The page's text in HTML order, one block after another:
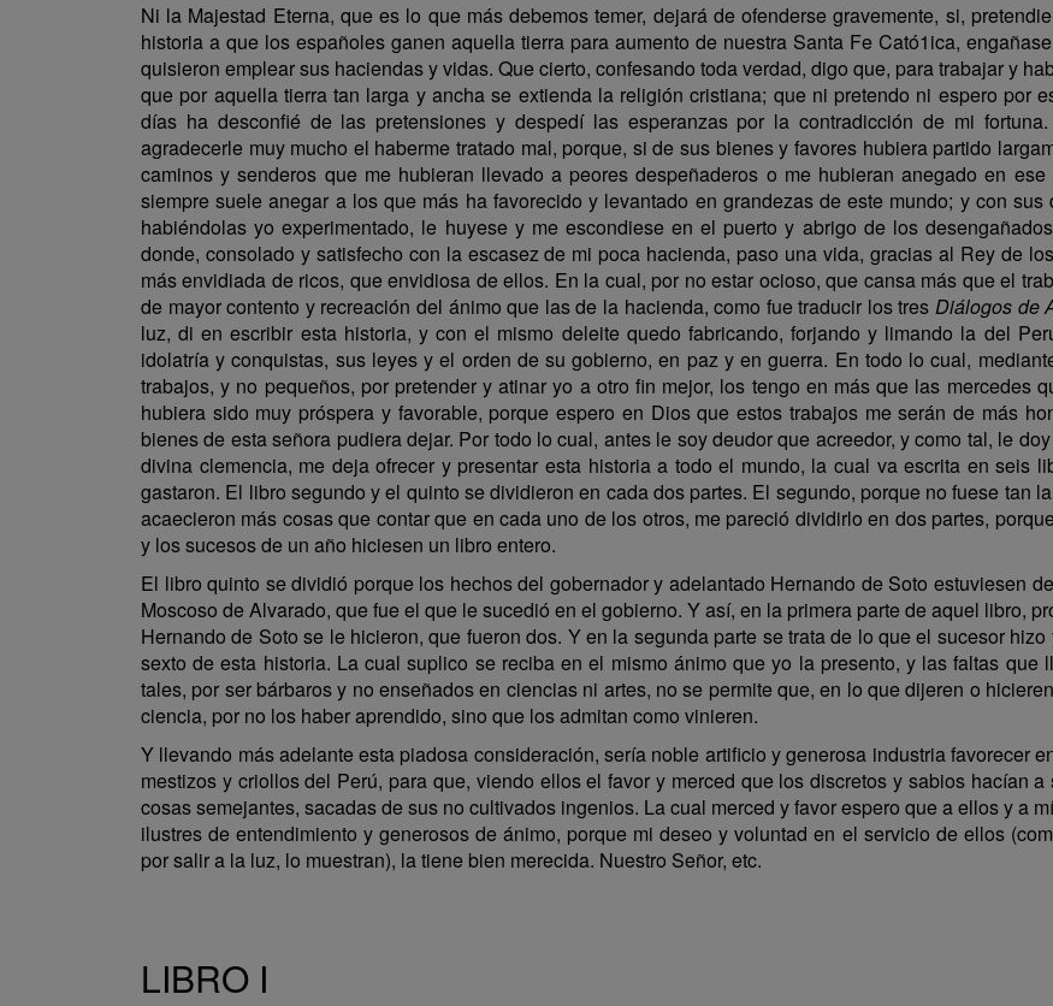
Ni la Majestad Eterna, que es lo que más debemos temer, dejará de ofenderse gravemente, si,
historia a que los españoles ganen aquella tierra para aumento de nuestra Santa Fe Cató1ica,
quisieron emplear sus haciendas y vidas. Que cierto, confesando toda verdad, digo que, para trabajar y
que por aquella tierra tan larga y ancha se extienda la religión cristiana; que ni pretendo ni espero por
días ha desconfié de las pretensiones y despedí las esperanzas por la contradicción de mi
agradecerle muy mucho el haberme tratado mal, porque, si de sus bienes y favores hubiera partido
caminos y senderos que me hubieran llevado a peores despeñaderos o me hubieran anegado en
siempre suele anegar a los que más ha favorecido y levantado en grandezas de este mundo; y con
habiéndolas yo experimentado, le huyese y me escondiese en el puerto y abrigo de los
donde, consolado y satisfecho con la escasez de mi poca hacienda, paso una vida, gracias al Rey de
más envidiada de ricos, que envidiosa de ellos. En la cual, por no estar ocioso, que cansa más que el
de mayor contento y recreación del ánimo que las de la hacienda, como fue traducir los tresDiálogos de
luz, di en escribir esta historia, y con el mismo deleite quedo fabricando, forjando y limando la del
idolatría y conquistas, sus leyes y el orden de su gobierno, en paz y en guerra. En todo lo cual,
trabajos, y no pequeños, por pretender y atinar yo a otro fin mejor, los tengo en más que las mercedes
hubiera sido muy próspera y favorable, porque espero en Dios que estos trabajos me serán de más
bienes de esta señora pudiera dejar. Por todo lo cual, antes le soy deudor que acreedor, y como tal, le
divina clemencia, me deja ofrecer y presentar esta historia a todo el mundo, la cual va escrita en seis
gastaron. El libro segundo y el quinto se dividieron en cada dos partes. El segundo, porque no fuese tan
acaecieron más cosas que contar que en cada uno de los otros, me pareció dividirlo en dos partes,
y los sucesos de un año hiciesen un libro entero.
El libro quinto se dividió porque los hechos del gobernador y adelantado Hernando de Soto estuviesen
Moscoso de Alvarado, que fue el que le sucedió en el gobierno. Y así, en la primera parte de aquel libro,
Hernando de Soto se le hicieron, que fueron dos. Y en la segunda parte se trata de lo que el sucesor
sexto de esta historia. La cual suplico se reciba en el mismo ánimo que yo la presento, y las faltas
tales, por ser bárbaros y no enseñados en ciencias ni artes, no se permite que, en lo que dijeren o
ciencia, por no los haber aprendido, sino que los admitan como vinieren.
Y llevando más adelante esta piadosa consideración, sería noble artificio y generosa industria favorecer
mestizos y criollos del Perú, para que, viendo ellos el favor y merced que los discretos y sabios hacían
cosas semejantes, sacadas de sus no cultivados ingenios. La cual merced y favor espero que a ellos y a
ilustres de entendimiento y generosos de ánimo, porque mi deseo y voluntad en el servicio de ellos
por salir a la luz, lo muestran), la tiene bien merecida. Nuestro Señor, etc.
LIBRO I